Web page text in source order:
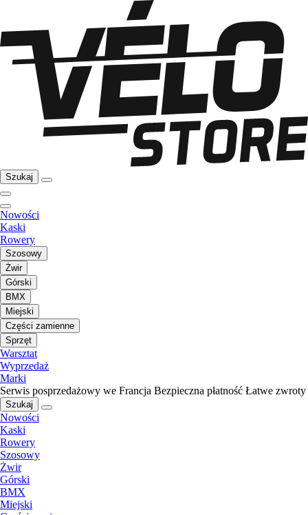
Szukaj
Nowości
Kaski
Rowery
Szosowy
Żwir
Górski
BMX
Miejski
Części zamienne
Sprzęt
Warsztat
Wyprzedaż
Marki
Serwis posprzedażowy we Francja Bezpieczna płatność Łatwe zwroty
Szukaj
Nowości
Kaski
Rowery
Szosowy
Żwir
Górski
BMX
Miejski